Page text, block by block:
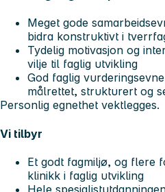
Meget gode
bidra konstruktivt i
Tydelig motivasjon og
vilje til faglig utvikling
God faglig
målrettet, strukturert og
Personlig egnethet vektlegges.
Vi tilbyr
Et godt fagmiljø, og flere
klinikk i faglig utvikling
Hele